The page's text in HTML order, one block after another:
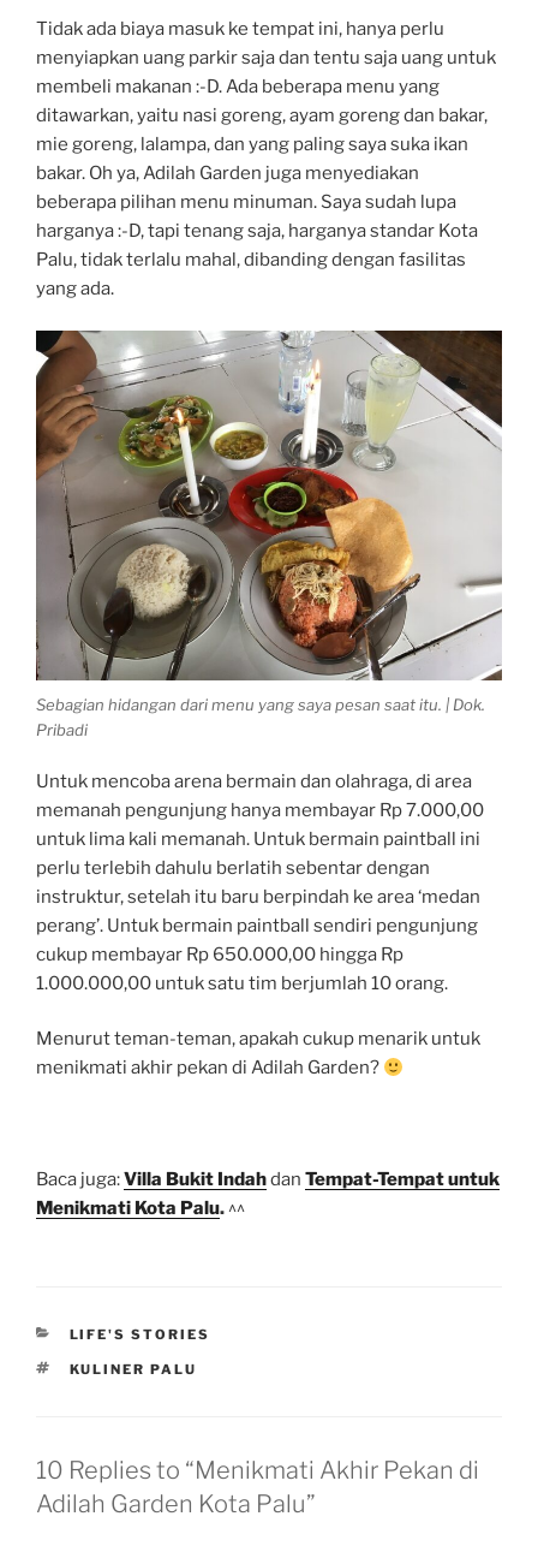
Tidak ada biaya masuk ke tempat ini, hanya perlu
menyiapkan uang parkir saja dan tentu saja uang untuk
membeli makanan :-D. Ada beberapa menu yang
ditawarkan, yaitu nasi goreng, ayam goreng dan bakar,
mie goreng, lalampa, dan yang paling saya suka ikan
bakar. Oh ya, Adilah Garden juga menyediakan
beberapa pilihan menu minuman. Saya sudah lupa
harganya :-D, tapi tenang saja, harganya standar Kota
Palu, tidak terlalu mahal, dibanding dengan fasilitas
yang ada.
Sebagian hidangan dari menu yang saya pesan saat itu. | Dok.
Pribadi
Untuk mencoba arena bermain dan olahraga, di area
memanah pengunjung hanya membayar Rp 7.000,00
untuk lima kali memanah. Untuk bermain paintball ini
perlu terlebih dahulu berlatih sebentar dengan
instruktur, setelah itu baru berpindah ke area ‘medan
perang’. Untuk bermain paintball sendiri pengunjung
cukup membayar Rp 650.000,00 hingga Rp
1.000.000,00 untuk satu tim berjumlah 10 orang.
Menurut teman-teman, apakah cukup menarik untuk
menikmati akhir pekan di Adilah Garden?
Baca juga:Villa Bukit Indahdan Tempat-Tempat untuk
Menikmati Kota Palu.^^
CATEGORIES
LIFE'S STORIES
TAGS
KULINER PALU
10 Replies to “Menikmati Akhir Pekan di
Adilah Garden Kota Palu”